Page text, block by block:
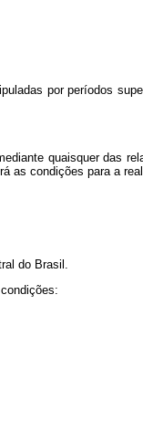
por períodos
quaisquer das
as condições para a
do Brasil.